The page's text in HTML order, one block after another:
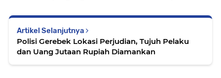
Artikel Selanjutnya
Polisi Gerebek Lokasi Perjudian, Tujuh Pelaku
dan Uang Jutaan Rupiah Diamankan